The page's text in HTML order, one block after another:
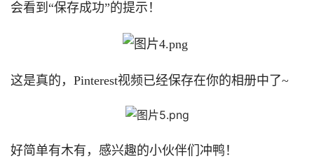
会看到“保存成功”的提示！
这是真的，Pinterest视频已经保存在你的相册中了~
好简单有木有，感兴趣的小伙伴们冲鸭！